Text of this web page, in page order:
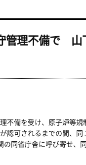
理不備で 山
備を受け、原子炉等
認可されるまでの間、
同省庁舎に呼び寄せ、